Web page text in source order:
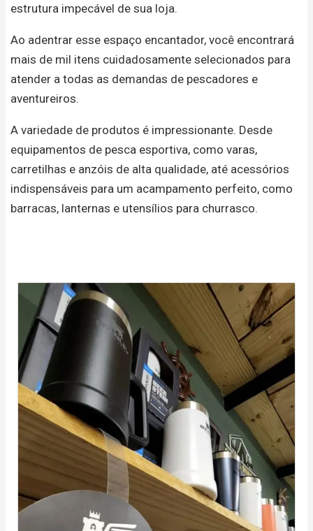
estrutura impecável de sua loja.
Ao adentrar esse espaço encantador, você encontrará
mais de mil itens cuidadosamente selecionados para
atender a todas as demandas de pescadores e
aventureiros.
A variedade de produtos é impressionante. Desde
equipamentos de pesca esportiva, como varas,
carretilhas e anzóis de alta qualidade, até acessórios
indispensáveis para um acampamento perfeito, como
barracas, lanternas e utensílios para churrasco.